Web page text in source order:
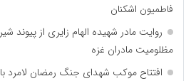
فاطمیون اشکنان
روایت مادر شهیده الهام زایری از پیوند
مظلومیت مادران غزه
افتتاح موکب شهدای جنگ رمضان لامرد